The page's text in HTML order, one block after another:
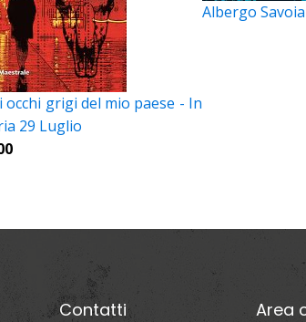
occhi grigi del mio paese - In
29 Luglio
Albergo Savoia
Contatti Area